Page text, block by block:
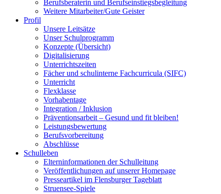
Berufsberaterin und Berufseinstiegsbegleitung
Weitere Mitarbeiter/Gute Geister
Profil
Unsere Leitsätze
Unser Schulprogramm
Konzepte (Übersicht)
Digitalisierung
Unterrichtszeiten
Fächer und schulinterne Fachcurricula (SIFC)
Unterricht
Flexklasse
Vorhabentage
Integration / Inklusion
Präventionsarbeit – Gesund und fit bleiben!
Leistungsbewertung
Berufsvorbereitung
Abschlüsse
Schulleben
Elterninformationen der Schulleitung
Veröffentlichungen auf unserer Homepage
Presseartikel im Flensburger Tageblatt
Struensee-Spiele